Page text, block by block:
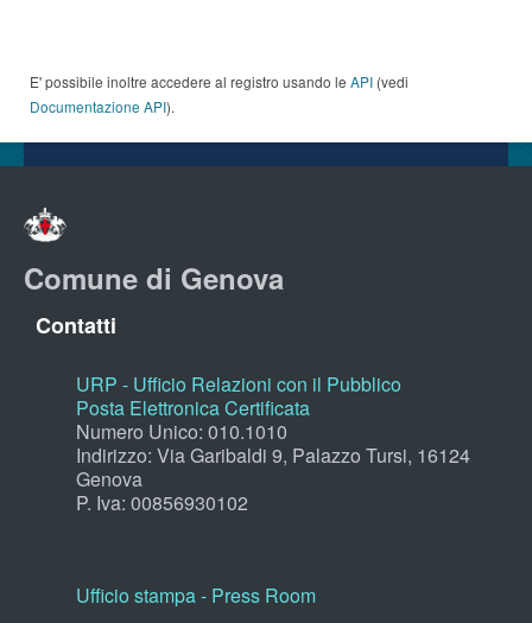
E' possibile inoltre accedere al registro usando le API (vedi
Documentazione API).
Comune di Genova
Contatti
URP - Ufficio Relazioni con il Pubblico
Posta Elettronica Certificata
Numero Unico: 010.1010
Indirizzo: Via Garibaldi 9, Palazzo Tursi, 16124
Genova
P. Iva: 00856930102
Ufficio stampa - Press Room